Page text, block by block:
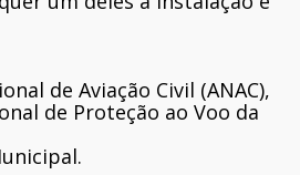
de Aviação Civil (ANAC),
de Proteção ao Voo da